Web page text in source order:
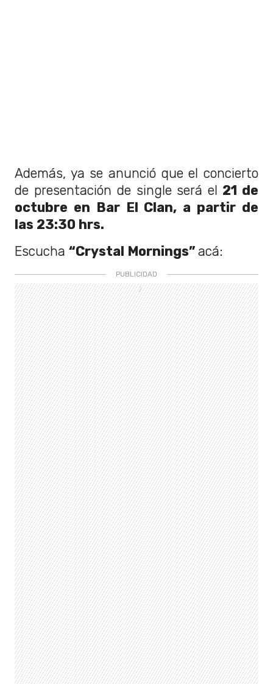
Además, ya se anunció que el concierto
de presentación de single será el 21 de
octubre en Bar El Clan, a partir de
las 23:30 hrs.
Escucha “Crystal Mornings” acá: